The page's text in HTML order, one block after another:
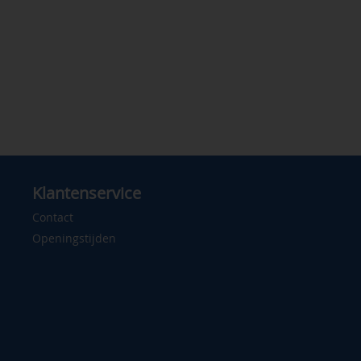
Klantenservice
Contact
Openingstijden